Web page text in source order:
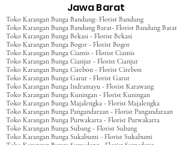
Jawa Barat
Toko Karangan Bunga Bandung- Florist Bandung
Toko Karangan Bunga Bandung Barat- Florist Bandung Barat
Toko Karangan Bunga Bekasi - Florist Bekasi
Toko Karangan Bunga Bogor - Florist Bogor
Toko Karangan Bunga Ciamis - Florist Ciamis
Toko Karangan Bunga Cianjur - Florist Cianjur
Toko Karangan Bunga Cirebon - Florist Cirebon
Toko Karangan Bunga Garut - Florist Garut
Toko Karangan Bunga Indramayu - Florist Karawang
Toko Karangan Bunga Kuningan - Florist Kuningan
Toko Karangan Bunga Majalengka - Florist Majalengka
Toko Karangan Bunga Pangandaraan - Florist Pangandaraan
Toko Karangan Bunga Purwakarta - Florist Purwakarta
Toko Karangan Bunga Subang - Florist Subang
Toko Karangan Bunga Sukabumi - Florist Sukabumi